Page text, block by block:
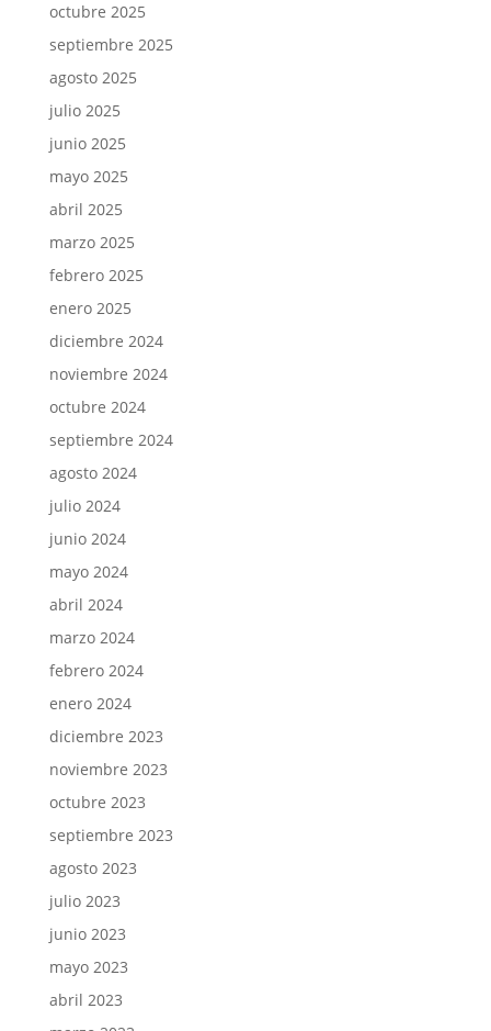
octubre 2025
septiembre 2025
agosto 2025
julio 2025
junio 2025
mayo 2025
abril 2025
marzo 2025
febrero 2025
enero 2025
diciembre 2024
noviembre 2024
octubre 2024
septiembre 2024
agosto 2024
julio 2024
junio 2024
mayo 2024
abril 2024
marzo 2024
febrero 2024
enero 2024
diciembre 2023
noviembre 2023
octubre 2023
septiembre 2023
agosto 2023
julio 2023
junio 2023
mayo 2023
abril 2023